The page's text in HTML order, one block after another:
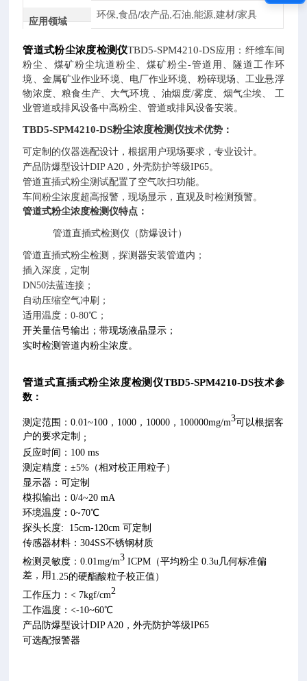
应用领域
环保,食品/农产品,石油,能源,建材/家具
管道式粉尘浓度检测仪TBD5-SPM4210-DS应用：纤维车间
粉尘 、 煤矿粉尘坑道粉尘 、 煤矿粉尘-管道用 、
隧道工作环
境、 金属矿业作业环境、 电厂作业环境、粉碎现场、工业悬浮
物浓度、粮食生产、大气环境 、油烟度/雾度、 烟气尘埃、
工
业管道或排风设备中高粉尘、管道或排风设备安装。
TBD5-SPM4210-DS粉尘浓度检测仪技术优势：
可定制的仪器选配设计，根据用户现场要求，专业设计。
产品防爆型设计DIP A20，外壳防护等级IP65。
管道直插式粉尘测试配置了空气吹扫功能。
车间粉尘浓度超高报警，现场显示，直观及时检测预警。
管道式粉尘浓度检测仪特点：
管道直插式检测仪（防爆设计）
管道直插式粉尘检测，探测器安装管道内；
插入深度，定制
DN50法蓝连接；
自动压缩空气冲刷；
适用温度：0-80℃；
开关量信号输出；带现场液晶显示；
实时检测管道内粉尘浓度。
管道式直插式粉尘浓度检测仪TBD5-SPM4210-DS技术参
数：
测定范围：0.01~100 ， 1000 ， 10000 ， 100000mg/m3可以根据客
户的要求定制 ；
反应时间： 100 ms
测定精度：±5% （相对校正用粒子）
显示器：可定制
模拟输出：0/4~20 mA
环境温度：0~70℃
探头长度: 15cm-120cm 可定制
传感器材料：304SS不锈钢材质
检测灵敏度：0.01mg/m3 ICPM （平均粉尘 0.3u几何标准偏
差，用1.25的硬酯酸粒子校正值）
工作压力：< 7kgf/cm2
工作温度：<-10~60℃
产品防爆型设计DIP A20 ，外壳防护等级IP65
可选配报警器